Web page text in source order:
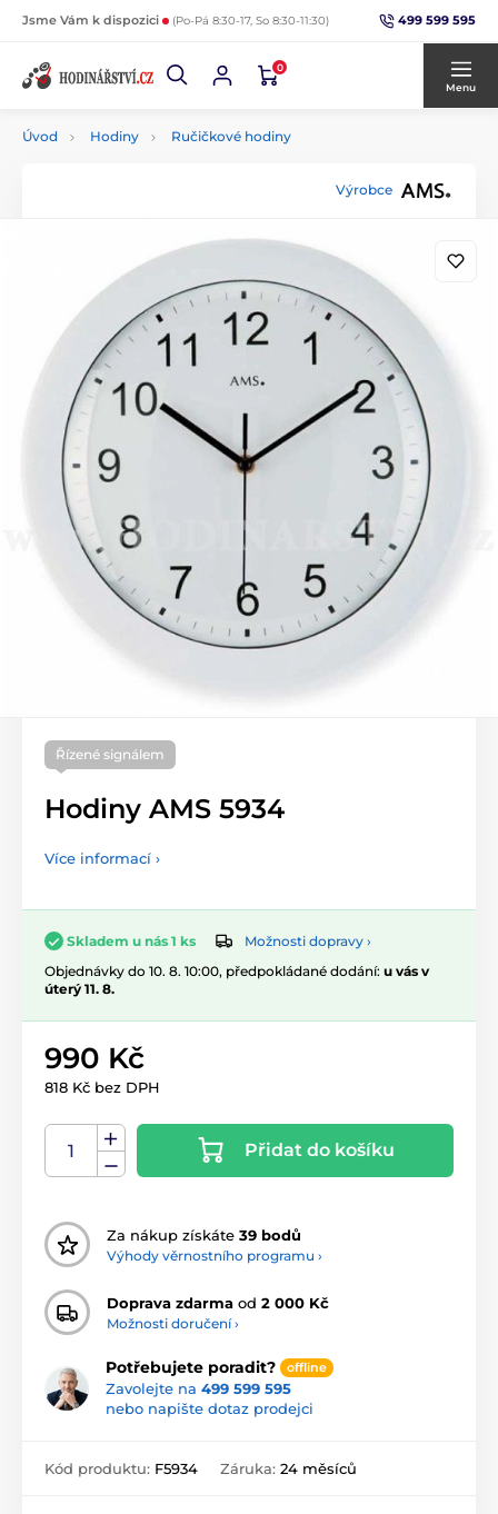
Jsme Vám k dispozici (Po-Pá 8:30-17, So 8:30-11:30) 499 599 595
0
Menu
Úvod Hodiny Ručičkové hodiny
Výrobce
Řízené signálem
Hodiny AMS 5934
Více informací ›
Skladem u nás 1 ks
Možnosti dopravy ›
Objednávky do 10. 8. 10:00, předpokládané dodání: u vás v
úterý 11. 8.
990 Kč
818 Kč bez DPH
Přidat do košíku
Za nákup získáte 39 bodů
Výhody věrnostního programu ›
Doprava zdarma od 2 000 Kč
Možnosti doručení ›
Potřebujete poradit? offline
Zavolejte na 499 599 595
nebo napište dotaz prodejci
Kód produktu: F5934 Záruka: 24 měsíců